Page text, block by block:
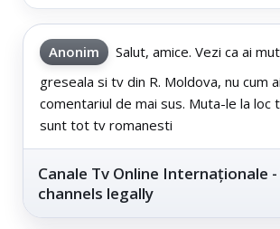
Anonim
Salut, amice. Vezi ca ai
greseala si tv din R. Moldova, nu cum
comentariul de mai sus. Muta-le la loc
sunt tot tv romanesti
Canale Tv Online Internaționale
channels legally